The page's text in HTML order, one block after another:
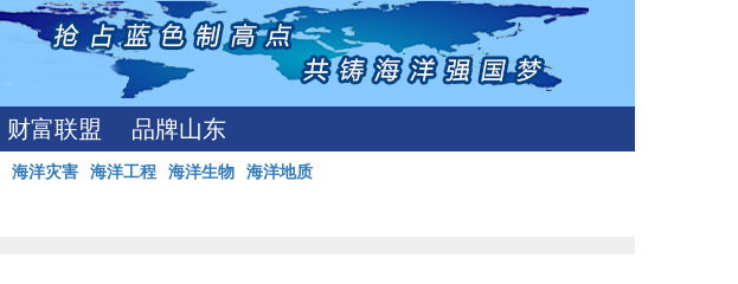
财富联盟 品牌山东
海洋灾害 海洋工程 海洋生物 海洋地质